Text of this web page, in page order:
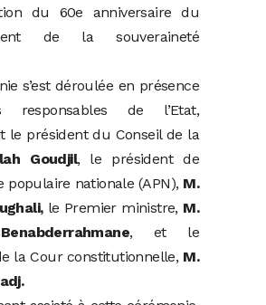
du 60e anniversaire du
de la souveraineté
s’est déroulée en présence
de l’Etat,
le président du Conseil de la
Goudjil, le président de
populaire nationale (APN), M.
le Premier ministre, M.
, et le
la Cour constitutionnelle, M.